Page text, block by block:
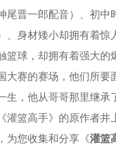
第42集
第46集
第50集
尾晋一郎配音）、初
、身材矮小却拥有着
篮球，却拥有着强大
大赛的赛场，他们所
生，他从哥哥那里继承
灌篮高手》的原作者井
为您收集和分享《灌篮